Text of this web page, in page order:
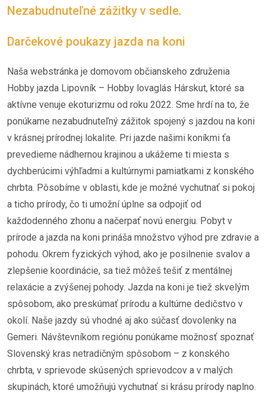
Nezabudnuteľné zážitky v sedle.
Darčekové poukazy jazda na koni
Naša webstránka je domovom občianskeho združenia
Hobby jazda Lipovník – Hobby lovaglás Hárskut, ktoré sa
aktívne venuje ekoturizmu od roku 2022. Sme hrdí na to, že
ponúkame nezabudnuteľný zážitok spojený s jazdou na koni
v krásnej prírodnej lokalite. Pri jazde našimi koníkmi ťa
prevedieme nádhernou krajinou a ukážeme ti miesta s
dychberúcimi výhľadmi a kultúrnymi pamiatkami z konského
chrbta. Pôsobíme v oblasti, kde je možné vychutnať si pokoj
a ticho prírody, čo ti umožní úplne sa odpojiť od
každodenného zhonu a načerpať novú energiu. Pobyt v
prírode a jazda na koni prináša množstvo výhod pre zdravie a
pohodu. Okrem fyzických výhod, ako je posilnenie svalov a
zlepšenie koordinácie, sa tiež môžeš tešiť z mentálnej
relaxácie a zvýšenej pohody. Jazda na koni je tiež skvelým
spôsobom, ako preskúmať prírodu a kultúrne dedičstvo v
okolí. Naše jazdy sú vhodné aj ako súčasť dovolenky na
Gemeri. Návštevníkom regiónu ponúkame možnosť spoznať
Slovenský kras netradičným spôsobom – z konského
chrbta, v sprievode skúsených sprievodcov a v malých
skupinách, ktoré umožňujú vychutnať si krásu prírody naplno.